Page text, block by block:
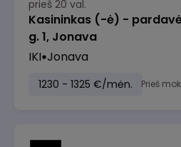
prieš 20 val.
Kasininkas (-ė) -
g. 1, Jonava
IKI Jonava
1230 - 1325 €/mėn. Prieš